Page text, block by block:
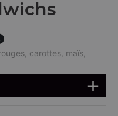
carottes, maïs,